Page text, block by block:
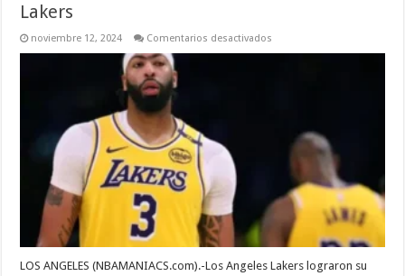
Lakers
noviembre 12, 2024 Comentarios desactivados
Lakers
LOS ANGELES (NBAMANIACS.com).-Los Angeles Lakers lograron su